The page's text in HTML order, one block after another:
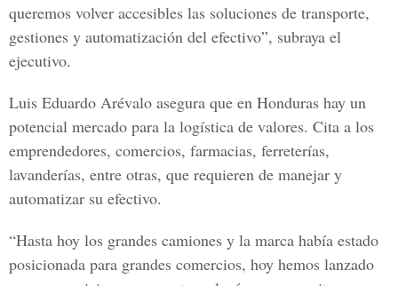
queremos volver accesibles las soluciones de transporte,
gestiones y automatización del efectivo”, subraya el
ejecutivo.
Luis Eduardo Arévalo asegura que en Honduras hay un
potencial mercado para la logística de valores. Cita a los
emprendedores, comercios, farmacias, ferreterías,
lavanderías, entre otras, que requieren de manejar y
automatizar su efectivo.
“Hasta hoy los grandes camiones y la marca había estado
posicionada para grandes comercios, hoy hemos lanzado